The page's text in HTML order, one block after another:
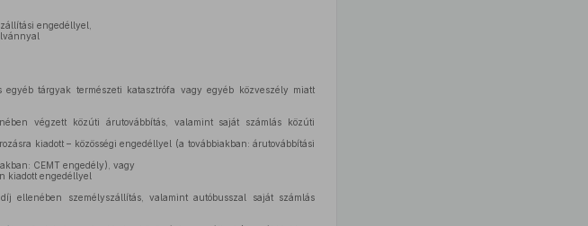
engedéllyel,
tárgyak természeti katasztrófa vagy egyéb közveszély miatt
végzett közúti árutovábbítás, valamint saját számlás közúti
kiadott – közösségi engedéllyel (a továbbiakban: árutovábbítási
CEMT engedély), vagy
kiadott engedéllyel
ellenében személyszállítás, valamint autóbusszal saját számlás